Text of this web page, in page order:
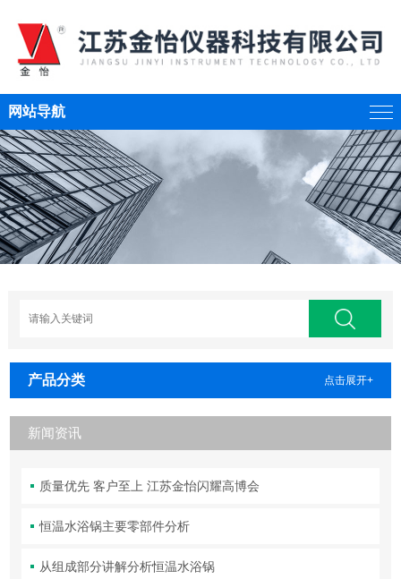
网站导航
产品分类 点击展开+
新闻资讯
质量优先 客户至上 江苏金怡闪耀高博会
恒温水浴锅主要零部件分析
从组成部分讲解分析恒温水浴锅